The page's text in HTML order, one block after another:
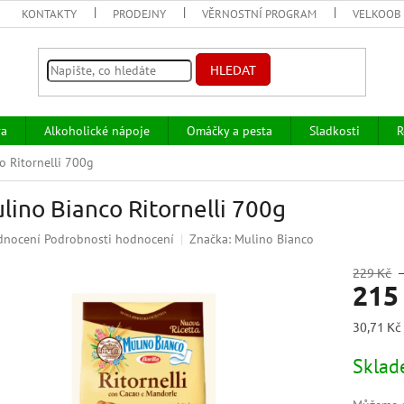
KONTAKTY PRODEJNY VĚRNOSTNÍ PROGRAM
HLEDAT
Alkoholické nápoje Omáčky a pesta Sladkosti
Ritornelli 700g
Bianco Ritornelli 700g
Podrobnosti hodnocení Značka: Mulino Bianco
229 Kč
Měrná
30,71